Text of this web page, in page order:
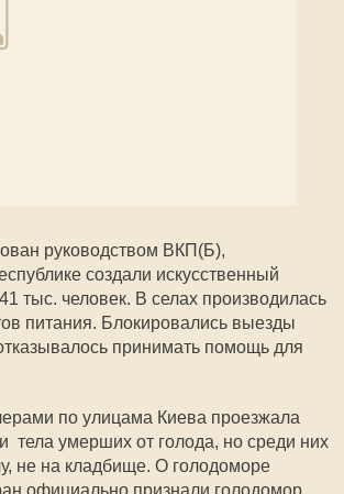
руководством ВКП(Б),
создали искусственный
тыс. человек. В селах производилась
питания. Блокировались выезды
принимать помощь для
по улицама Киева проезжала
тела умерших от голода, но среди них
не на кладбище. О голодоморе
официально признали голодомор